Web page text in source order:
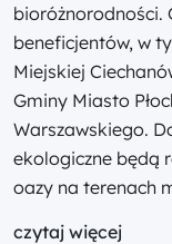
bioróżnorodności.
beneficjentów, w
Miejskiej
Gminy Miasto
Warszawskiego.
ekologiczne będą
oazy na terenach
czytaj więcej